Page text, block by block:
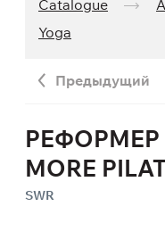
Catalogue
Yoga
Предыдущий
MORE
SWR